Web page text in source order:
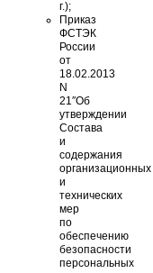
г.);
Приказ
ФСТЭК
России
от
18.02.2013
N
21″Об
утверждении
Состава
и
содержания
организационных
и
технических
мер
по
обеспечению
безопасности
персональных